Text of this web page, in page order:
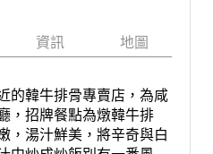
資訊 地圖
的韓牛排骨專賣店，為咸
，招牌餐點為燉韓牛排
，湯汁鮮美，將辛奇與白